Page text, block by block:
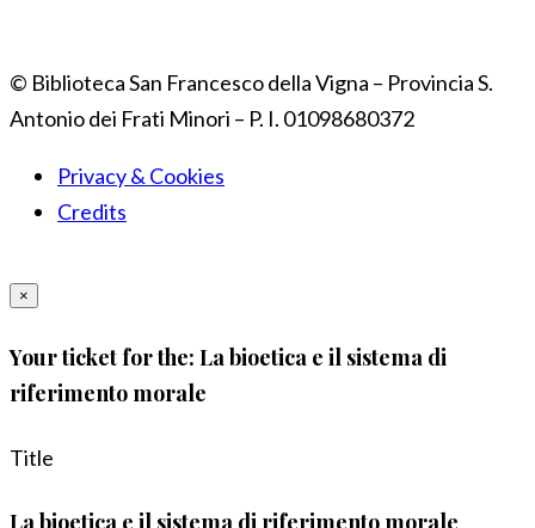
© Biblioteca San Francesco della Vigna – Provincia S.
Antonio dei Frati Minori – P. I. 01098680372
Privacy & Cookies
Credits
×
Your ticket for the: La bioetica e il sistema di
riferimento morale
Title
La bioetica e il sistema di riferimento morale